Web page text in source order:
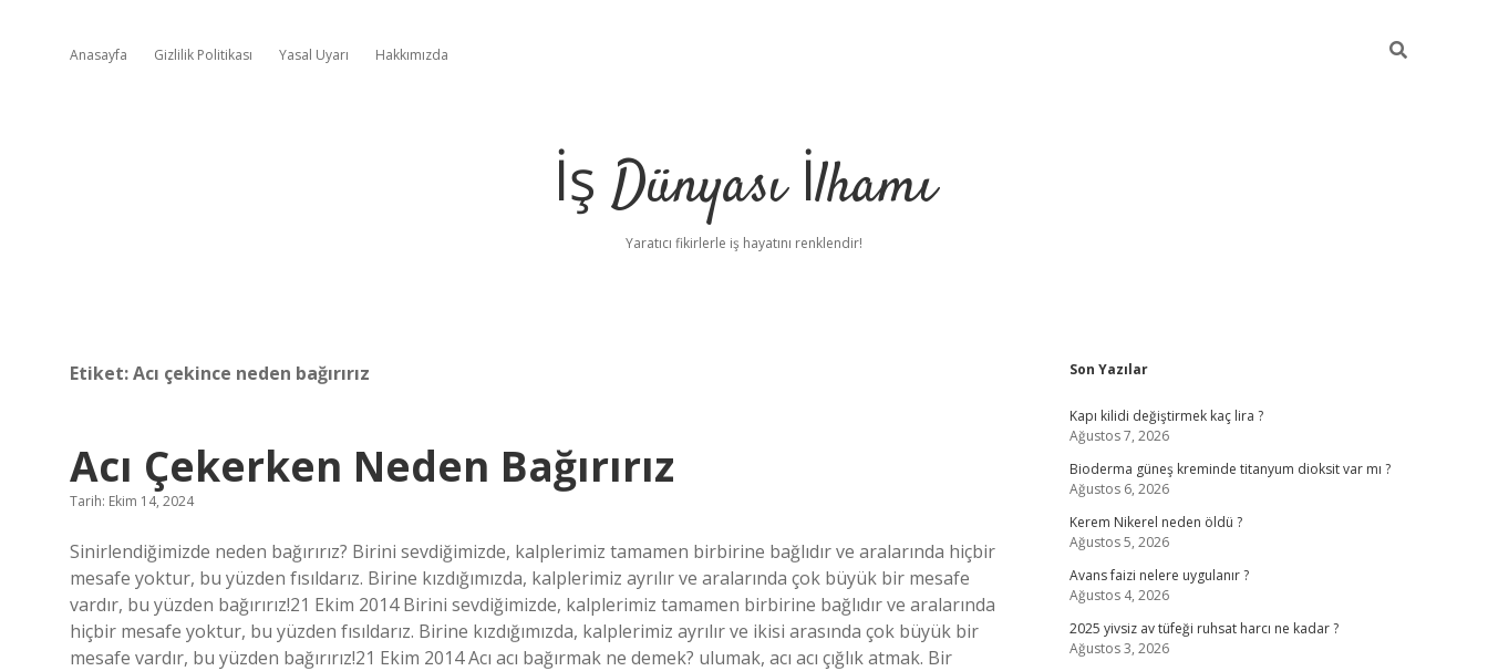
Anasayfa Gizlilik Politikası Yasal Uyarı Hakkımızda
İş Dünyası İlhamı
Yaratıcı fikirlerle iş hayatını renklendir!
Etiket:Acı çekince neden bağırırız
Acı Çekerken Neden Bağırırız
Tarih: Ekim 14, 2024
Sinirlendiğimizde neden bağırırız? Birini sevdiğimizde, kalplerimiz tamamen birbirine bağlıdır ve aralarında hiçbir
mesafe yoktur, bu yüzden fısıldarız. Birine kızdığımızda, kalplerimiz ayrılır ve aralarında çok büyük bir mesafe
vardır, bu yüzden bağırırız!21 Ekim 2014 Birini sevdiğimizde, kalplerimiz tamamen birbirine bağlıdır ve aralarında
hiçbir mesafe yoktur, bu yüzden fısıldarız. Birine kızdığımızda, kalplerimiz ayrılır ve ikisi arasında çok büyük bir
mesafe vardır, bu yüzden bağırırız!21 Ekim 2014 Acı acı bağırmak ne demek? ulumak, acı acı çığlık atmak. Bir
Sidebar
Son Yazılar
Kapı kilidi değiştirmek kaç lira ?
Ağustos 7, 2026
Bioderma güneş kreminde titanyum dioksit var mı ?
Ağustos 6, 2026
Kerem Nikerel neden öldü ?
Ağustos 5, 2026
Avans faizi nelere uygulanır ?
Ağustos 4, 2026
2025 yivsiz av tüfeği ruhsat harcı ne kadar ?
Ağustos 3, 2026